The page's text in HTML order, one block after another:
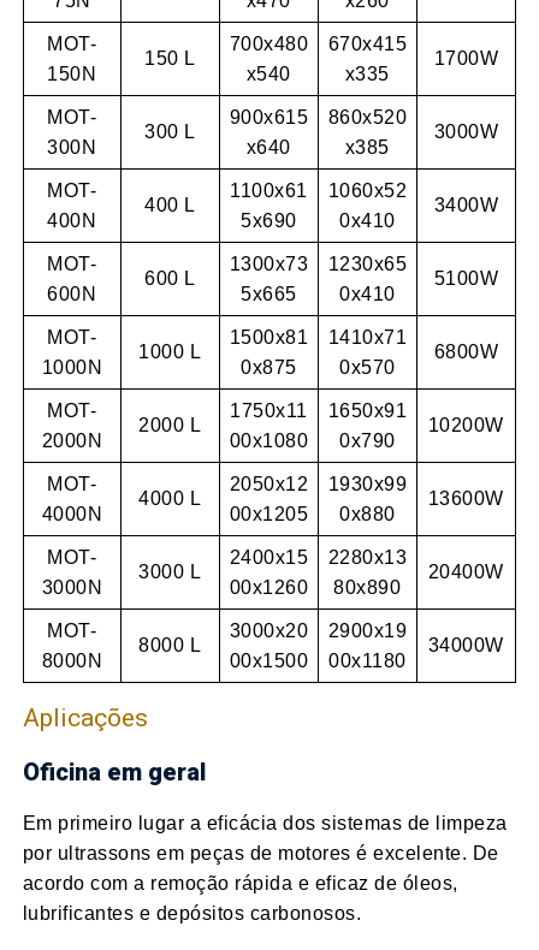
MOT-
150N
150 L
700x480
x540
670x415
x335
1700W
MOT-
300N
300 L
900x615
x640
860x520
x385
3000W
MOT-
400N
400 L
1100x61
5x690
1060x52
0x410
3400W
MOT-
600N
600 L
1300x73
5x665
1230x65
0x410
5100W
MOT-
1000N
1000 L
1500x81
0x875
1410x71
0x570
6800W
MOT-
2000N
2000 L
1750x11
00x1080
1650x91
0x790
10200W
MOT-
4000N
4000 L
2050x12
00x1205
1930x99
0x880
13600W
MOT-
3000N
3000 L
2400x15
00x1260
2280x13
80x890
20400W
MOT-
8000N
8000 L
3000x20
00x1500
2900x19
00x1180
34000W
Aplicações
Oficina em geral
Em primeiro lugar a eficácia dos sistemas de limpeza
por ultrassons em peças de motores é excelente. De
acordo com a remoção rápida e eficaz de óleos,
lubrificantes e depósitos carbonosos.